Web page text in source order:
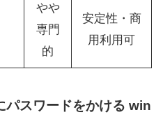
やや
専門
的
安定性・商
用利用可
スワードをかける win